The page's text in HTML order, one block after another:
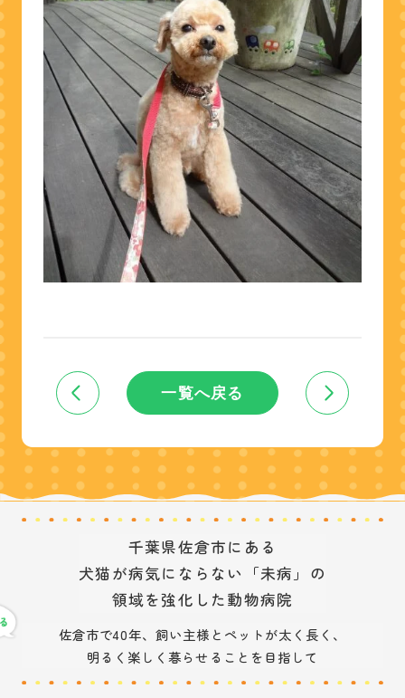
一覧へ戻る
千葉県佐倉市にある
犬猫が病気にならない「未病」の
領域を強化した動物病院
佐倉市で40年、飼い主様とペットが太く長く、
明るく楽しく暮らせることを目指して